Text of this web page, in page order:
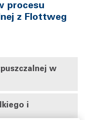
procesu
z Flottweg
w
i